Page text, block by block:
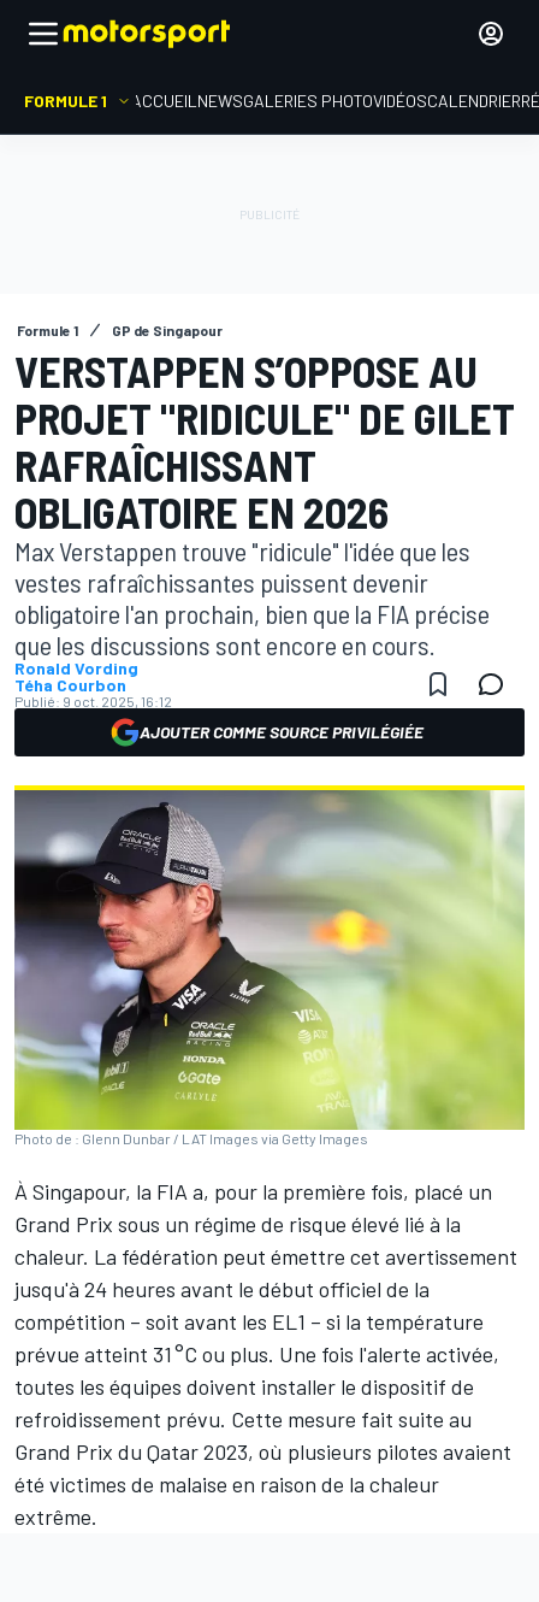
FORMULE 1 ACCUEIL NEWSGALERIES PHOTOVIDÉOSCALENDRIER
Formule 1 GP de Singapour
VERSTAPPEN S’OPPOSE AU
PROJET "RIDICULE" DE GILET
RAFRAÎCHISSANT
OBLIGATOIRE EN 2026
Max Verstappen trouve "ridicule" l'idée que les
vestes rafraîchissantes puissent devenir
obligatoire l'an prochain, bien que la FIA précise
que les discussions sont encore en cours.
Ronald Vording
Téha Courbon
Publié: 9 oct. 2025, 16:12
AJOUTER COMME SOURCE PRIVILÉGIÉE
Photo de : Glenn Dunbar / LAT Images via Getty Images
À Singapour, la FIA a, pour la première fois, placé un
Grand Prix sous un régime de risque élevé lié à la
chaleur. La fédération peut émettre cet avertissement
jusqu'à 24 heures avant le début officiel de la
compétition – soit avant les EL1 – si la température
prévue atteint 31 °C ou plus. Une fois l'alerte activée,
toutes les équipes doivent installer le dispositif de
refroidissement prévu. Cette mesure fait suite au
Grand Prix du Qatar 2023, où plusieurs pilotes avaient
été victimes de malaise en raison de la chaleur
extrême.